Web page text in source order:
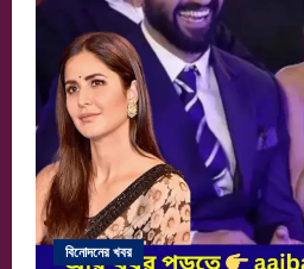
বিনোদনের খবর